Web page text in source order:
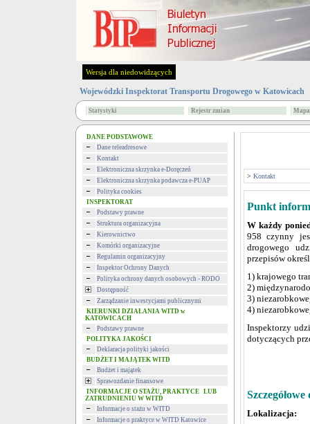
Wersja dla niedowidzących
Wojewódzki Inspektorat Transportu Drogowego w Katowicach
Statystyki Rejestr zmian
DANE PODSTAWOWE
Dane teleadresowe
Kontakt
Elektroniczna skrzynka e-Doręczeń
Elektroniczna skrzynka podawcza e-PUAP
Polityka cookies
INSPEKTORAT
Podstawy prawne
Struktura organizacyjna
Kierownictwo
Komórki organizacyjne
Regulamin organizacyjny
Inspektor Ochrony Danych
Polityka ochrony danych osobowych - RODO
Dostępność
Zarządzanie inwestycjami publicznymi
KIERUNKI DZIAŁANIA WITD w
KATOWICACH
Podstawy prawne
POLITYKA JAKOŚCI
Deklaracja polityki jakości
BUDŻET I MAJĄTEK WITD
Budżet i majątek
Sprawozdanie finansowe
INFORMACJE O STAŻU, PRAKTYCE LUB
ZATRUDNIENIU W WITD
Informacje o stażu w WITD
Informacje o praktyce w WITD Katowice
> Kontakt
Punkt
W każdy
958 czynny
drogowego
przepisów
1) krajowego
2)
3)
4)
Inspektorzy
dotyczących
Lokalizacja: